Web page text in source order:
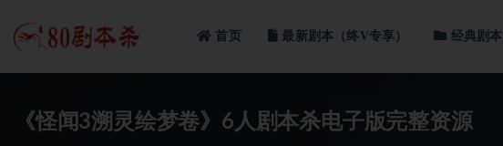
首页 最新剧本（终V专享） 经典剧本
《怪闻3溯灵绘梦卷》6人剧本杀电子版完整资源